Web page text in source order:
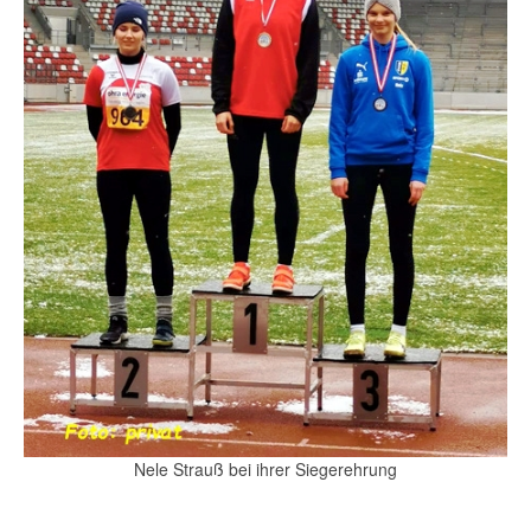
Nele Strauß bei ihrer Siegerehrung